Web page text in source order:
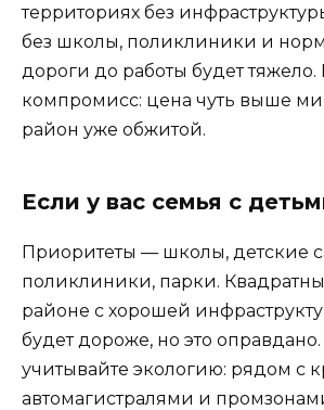
территориях без
без школы, поликлиники и
дороги до работы будет
компромисс: цена чуть выше
район уже обжитой.
Если у вас семья с
Приоритеты — школы, детские
поликлиники, парки.
районе с хорошей
будет дороже, но это
учитывайте экологию: рядом с
автомагистралями и